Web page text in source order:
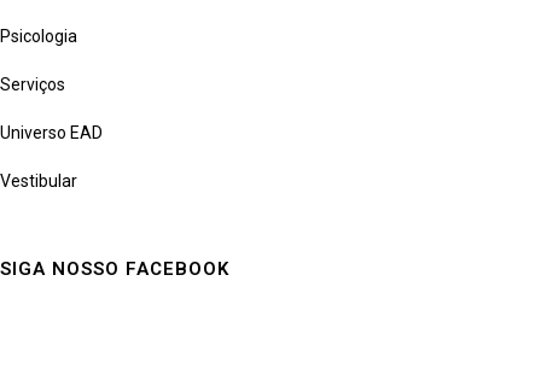
Psicologia
Serviços
Universo EAD
Vestibular
SIGA NOSSO FACEBOOK